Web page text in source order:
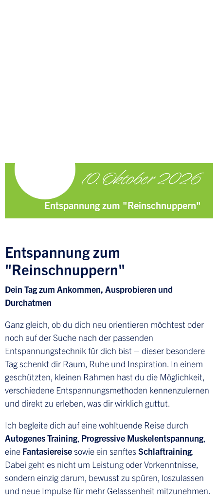
Feedback
Kontakt
Datenschutz
Kontakt
10. Oktober 2026
Entspannung zum "Reinschnuppern"
Entspannung zum
"Reinschnuppern"
Dein Tag zum Ankommen, Ausprobieren und
Durchatmen
Ganz gleich, ob du dich neu orientieren möchtest oder
noch auf der Suche nach der passenden
Entspannungstechnik für dich bist – dieser besondere
Tag schenkt dir Raum, Ruhe und Inspiration. In einem
geschützten, kleinen Rahmen hast du die Möglichkeit,
verschiedene Entspannungsmethoden kennenzulernen
und direkt zu erleben, was dir wirklich guttut.
Ich begleite dich auf eine wohltuende Reise durch
Autogenes Training, Progressive Muskelentspannung,
eine Fantasiereisesowie ein sanftesSchlaftraining.
Dabei geht es nicht um Leistung oder Vorkenntnisse,
sondern einzig darum, bewusst zu spüren, loszulassen
und neue Impulse für mehr Gelassenheit mitzunehmen.